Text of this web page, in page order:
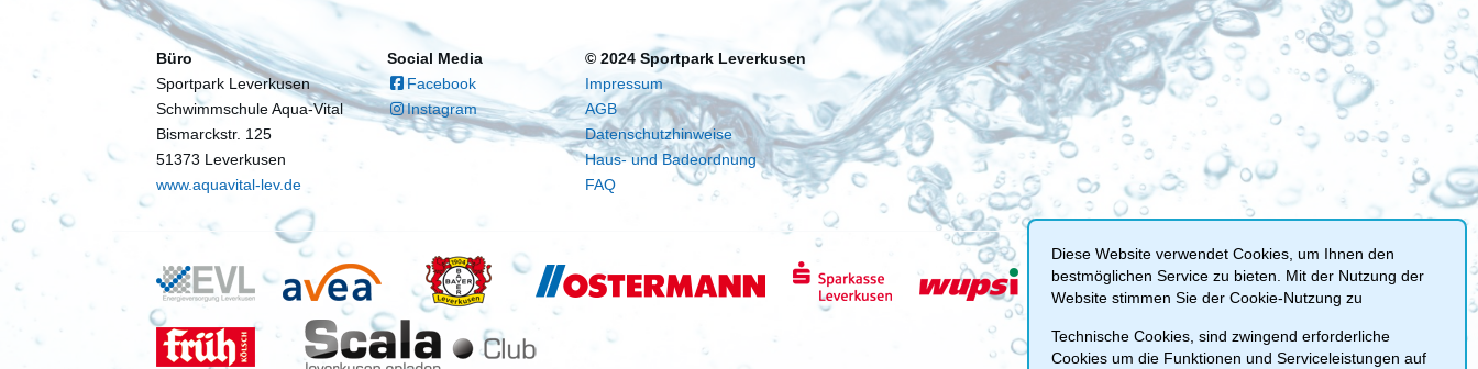
Büro
Sportpark Leverkusen
Schwimmschule Aqua-Vital
Bismarckstr. 125
51373 Leverkusen
www.aquavital-lev.de
Social Media
Facebook
Instagram
© 2024 Sportpark Leverkusen
Impressum
AGB
Datenschutzhinweise
Haus- und Badeordnung
FAQ
Diese Website verwendet Cookies, um Ihnen den
bestmöglichen Service zu bieten. Mit der Nutzung der
Website stimmen Sie der Cookie-Nutzung zu
Technische Cookies, sind zwingend erforderliche
Cookies um die Funktionen und Serviceleistungen auf